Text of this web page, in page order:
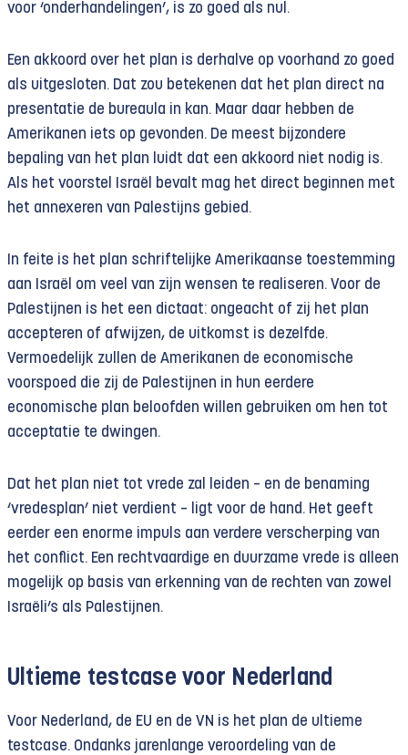
voor ‘onderhandelingen’, is zo goed als nul.
Een akkoord over het plan is derhalve op voorhand zo goed
als uitgesloten. Dat zou betekenen dat het plan direct na
presentatie de bureaula in kan. Maar daar hebben de
Amerikanen iets op gevonden. De meest bijzondere
bepaling van het plan luidt dat een akkoord niet nodig is.
Als het voorstel Israël bevalt mag het direct beginnen met
het annexeren van Palestijns gebied.
In feite is het plan schriftelijke Amerikaanse toestemming
aan Israël om veel van zijn wensen te realiseren. Voor de
Palestijnen is het een dictaat: ongeacht of zij het plan
accepteren of afwijzen, de uitkomst is dezelfde.
Vermoedelijk zullen de Amerikanen de economische
voorspoed die zij de Palestijnen in hun eerdere
economische plan beloofden willen gebruiken om hen tot
acceptatie te dwingen.
Dat het plan niet tot vrede zal leiden – en de benaming
‘vredesplan’ niet verdient – ligt voor de hand. Het geeft
eerder een enorme impuls aan verdere verscherping van
het conflict. Een rechtvaardige en duurzame vrede is alleen
mogelijk op basis van erkenning van de rechten van zowel
Israëli’s als Palestijnen.
Ultieme testcase voor Nederland
Voor Nederland, de EU en de VN is het plan de ultieme
testcase. Ondanks jarenlange veroordeling van de